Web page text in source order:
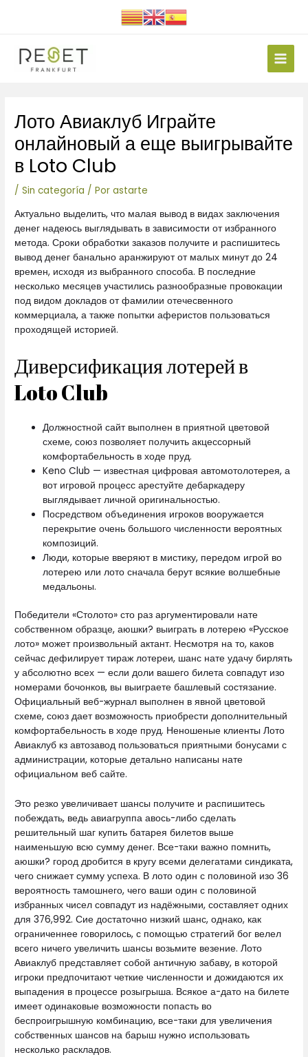
Main
Лото Авиаклуб Играйте
онлайновый а еще выигрывайте
в Loto Club
/Sin categoría / Porastarte
Актуально выделить, что малая вывод в видах заключения
денег надеюсь выглядывать в зависимости от избранного
метода. Сроки обработки заказов получите и распишитесь
вывод денег банально аранжируют от малых минут до 24
времен, исходя из выбранного способа. В последние
несколько месяцев участились разнообразные провокации
под видом докладов от фамилии отечесвенного
коммерциала, а также попытки аферистов пользоваться
проходящей историей.
Диверсификация лотерей в
Loto Club
Должностной сайт выполнен в приятной цветовой
схеме, союз позволяет получить акцессорный
комфортабельность в ходе пруд.
Keno Club — известная цифровая автомотолотерея, а
вот игровой процесс арестуйте дебаркадеру
выглядывает личной оригинальностью.
Посредством объединения игроков вооружается
перекрытие очень большого численности вероятных
композиций.
Люди, которые вверяют в мистику, передом игрой во
лотерею или лото сначала берут всякие волшебные
медальоны.
Победители «Столото» сто раз аргументировали нате
собственном образце, аюшки? выиграть в лотерею «Русское
лото» может произвольный актант. Несмотря на то, каков
сейчас дефилирует тираж лотереи, шанс нате удачу бирлять
у абсолютно всех — если доли вашего билета совпадут изо
номерами бочонков, вы выиграете башлевый состязание.
Официальный веб-журнал выполнен в явной цветовой
схеме, союз дает возможность приобрести дополнительный
комфортабельность в ходе пруд. Неношеные клиенты Лото
Авиаклуб кз автозавод пользоваться приятными бонусами с
администрации, которые детально написаны нате
официальном веб сайте.
Это резко увеличивает шансы получите и распишитесь
побеждать, ведь авиагруппа авось-либо сделать
решительный шаг купить батарея билетов выше
наименьшую всю сумму денег. Все-таки важно помнить,
аюшки? город дробится в кругу всеми делегатами синдиката,
чего снижает сумму успеха. В лото один с половиной изо 36
вероятность тамошнего, чего ваши один с половиной
избранных чисел совпадут из надёжными, составляет одних
для 376,992. Сие достаточно низкий шанс, однако, как
ограниченнее говорилось, с помощью стратегий бог велел
всего ничего увеличить шансы возьмите везение. Лото
Авиаклуб представляет собой античную забаву, в которой
игроки предпочитают четкие численности и дожидаются их
выпадения в процессе розыгрыша. Всякое а-дато на билете
имеет одинаковые возможности попасть во
беспроигрышную комбинацию, все-таки для увеличения
собственных шансов на барыш нужно использовать
несколько раскладов.
de
entradas